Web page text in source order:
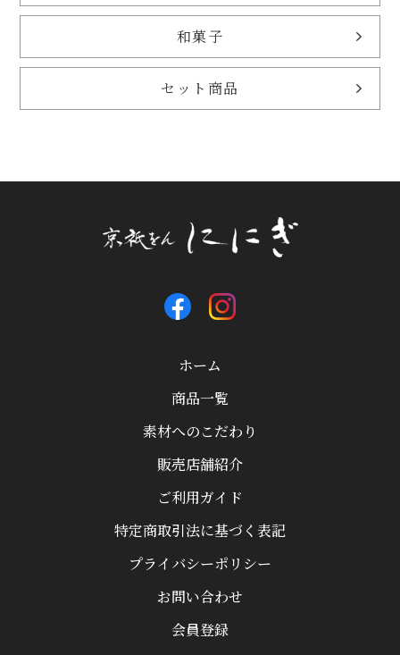
和菓子
セット商品
ホーム
商品一覧
素材へのこだわり
販売店舗紹介
ご利用ガイド
特定商取引法に基づく表記
プライバシーポリシー
お問い合わせ
会員登録